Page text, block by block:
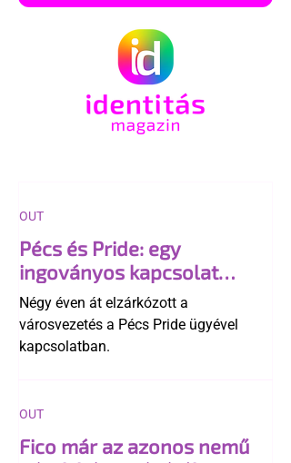
Pécs és Pride: egy
ingoványos kapcsolat
története
Négy éven át elzárkózott a
városvezetés a Pécs Pride ügyével
kapcsolatban.
OUT
Fico már az azonos nemű
OUT